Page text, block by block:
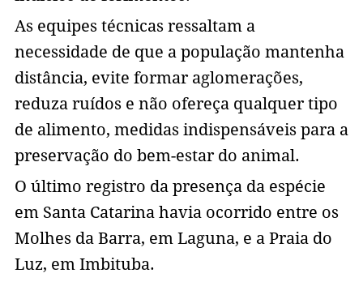
As equipes técnicas ressaltam a
necessidade de que a população mantenha
distância, evite formar aglomerações,
reduza ruídos e não ofereça qualquer tipo
de alimento, medidas indispensáveis para a
preservação do bem-estar do animal.
O último registro da presença da espécie
em Santa Catarina havia ocorrido entre os
Molhes da Barra, em Laguna, e a Praia do
Luz, em Imbituba.